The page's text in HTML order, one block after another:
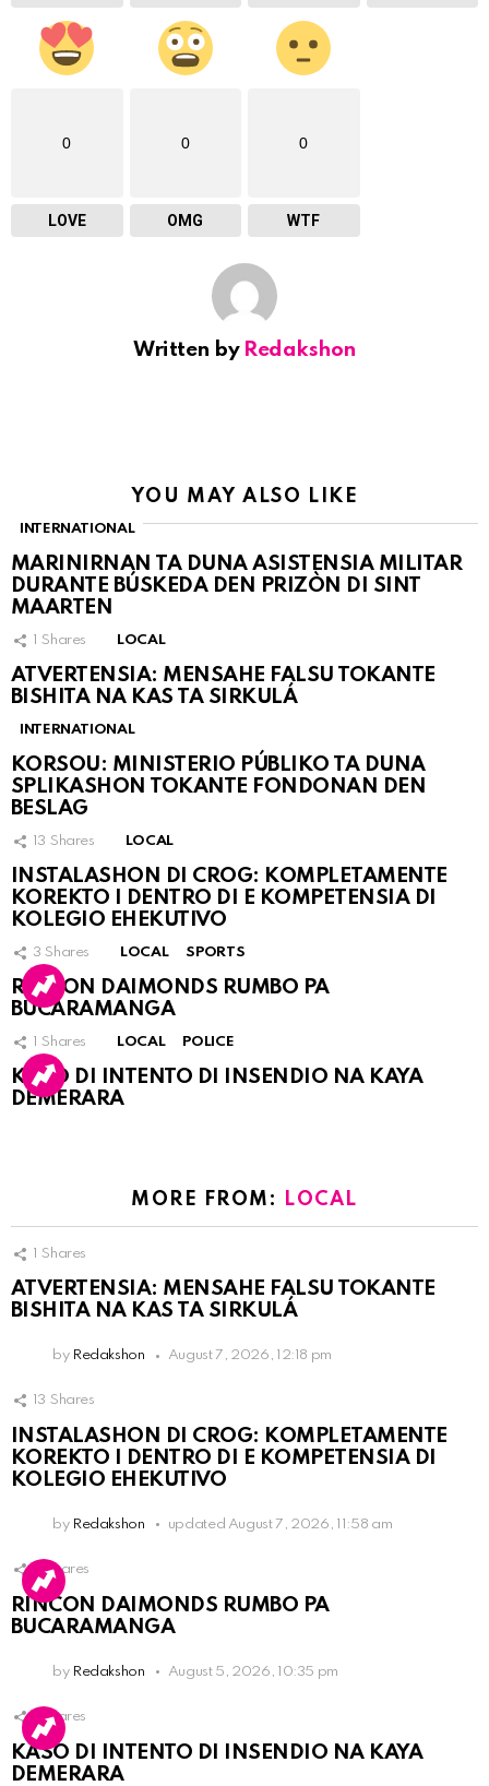
0
LOVE
0
OMG
0
WTF
Written by Redakshon
YOU MAY ALSO LIKE
INTERNATIONAL
MARINIRNAN TA DUNA ASISTENSIA MILITAR
DURANTE BÚSKEDA DEN PRIZÒN DI SINT
MAARTEN
1 Shares LOCAL
ATVERTENSIA: MENSAHE FALSU TOKANTE
BISHITA NA KAS TA SIRKULÁ
INTERNATIONAL
KORSOU: MINISTERIO PÚBLIKO TA DUNA
SPLIKASHON TOKANTE FONDONAN DEN
BESLAG
13 Shares LOCAL
INSTALASHON DI CROG: KOMPLETAMENTE
KOREKTO I DENTRO DI E KOMPETENSIA DI
KOLEGIO EHEKUTIVO
3 Shares LOCAL SPORTS
RINCON DAIMONDS RUMBO PA
BUCARAMANGA
1 Shares LOCAL POLICE
KASO DI INTENTO DI INSENDIO NA KAYA
DEMERARA
MORE FROM: LOCAL
1 Shares
ATVERTENSIA: MENSAHE FALSU TOKANTE
BISHITA NA KAS TA SIRKULÁ
by Redakshon August 7, 2026, 12:18 pm
13 Shares
INSTALASHON DI CROG: KOMPLETAMENTE
KOREKTO I DENTRO DI E KOMPETENSIA DI
KOLEGIO EHEKUTIVO
by Redakshon updated August 7, 2026, 11:58 am
Shares
RINCON DAIMONDS RUMBO PA
BUCARAMANGA
by Redakshon August 5, 2026, 10:35 pm
Shares
KASO DI INTENTO DI INSENDIO NA KAYA
DEMERARA